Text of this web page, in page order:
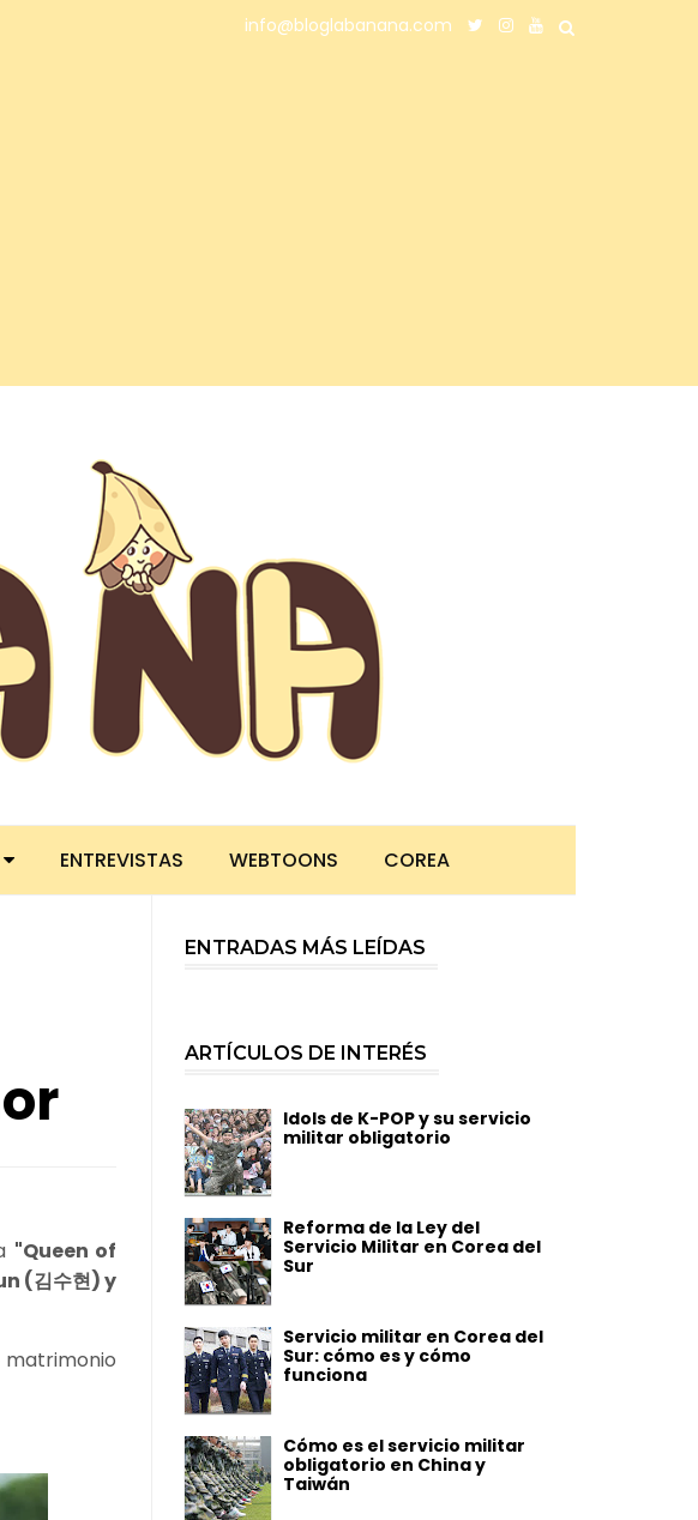
info@bloglabanana.com
ENTREVISTAS WEBTOONS COREA
"Queen of
(김수현) y
matrimonio
ENTRADAS MÁS LEÍDAS
ARTÍCULOS DE INTERÉS
Idols de K-POP y su servicio
militar obligatorio
Reforma de la Ley del
Servicio Militar en Corea del
Sur
Servicio militar en Corea del
Sur: cómo es y cómo
funciona
Cómo es el servicio militar
obligatorio en China y
Taiwán